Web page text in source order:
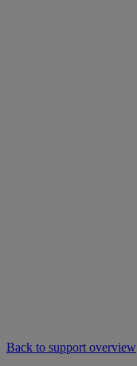
Back to support overview